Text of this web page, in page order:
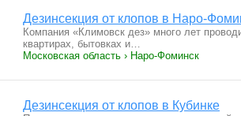
Дезинсекция от клопов в Наро-
Компания «Климовск дез» много лет
квартирах, бытовках и…
Московская область › Наро-Фоминск
Дезинсекция от клопов в Кубинке